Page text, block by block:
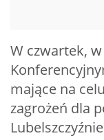
W czwartek,
mające na
zagrożeń dla